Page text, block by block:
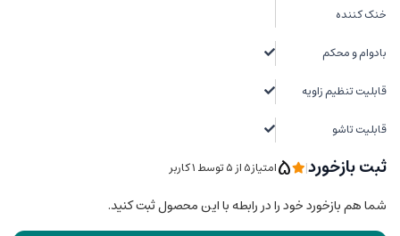
خنک کننده
بادوام و محکم
قابلیت تنظیم زاویه
قابلیت تاشو
ثبت بازخورد|
5امتیاز5 از ۵ توسط 1 کاربر
شما هم بازخورد خود را در رابطه با این محصول ثبت کنید.